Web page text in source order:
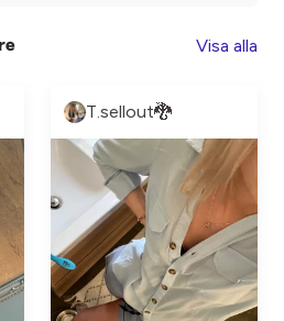
Visa alla
T.sellout🐉